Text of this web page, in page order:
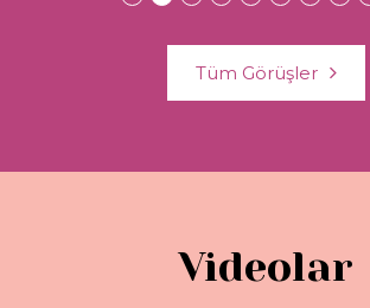
Tüm Görüşler
Videolar